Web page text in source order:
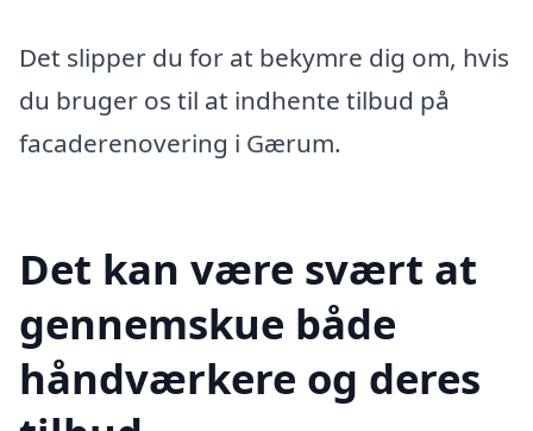
Det slipper du for at bekymre dig om, hvis
du bruger os til at indhente tilbud på
facaderenovering i Gærum.
Det kan være svært at
gennemskue både
håndværkere og deres